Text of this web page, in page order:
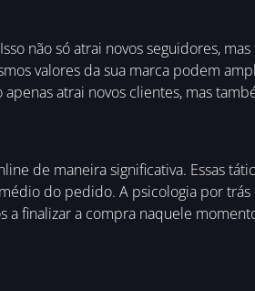
não só atrai novos seguidores,
valores da sua marca podem
atrai novos clientes, mas
de maneira significativa. Essas
do pedido. A psicologia por
finalizar a compra naquele